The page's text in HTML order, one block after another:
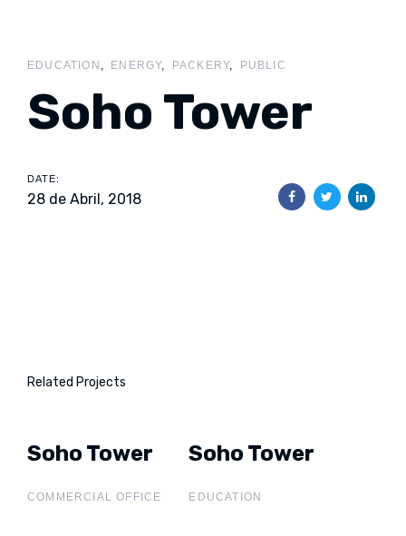
EDUCATION ENERGY PACKERY PUBLIC
Soho Tower
DATE:
28 de Abril, 2018
Related Projects
Soho Tower
Soho Tower
COMMERCIAL OFFICE
Soho Tower
Soho
Tower
EDUCATION